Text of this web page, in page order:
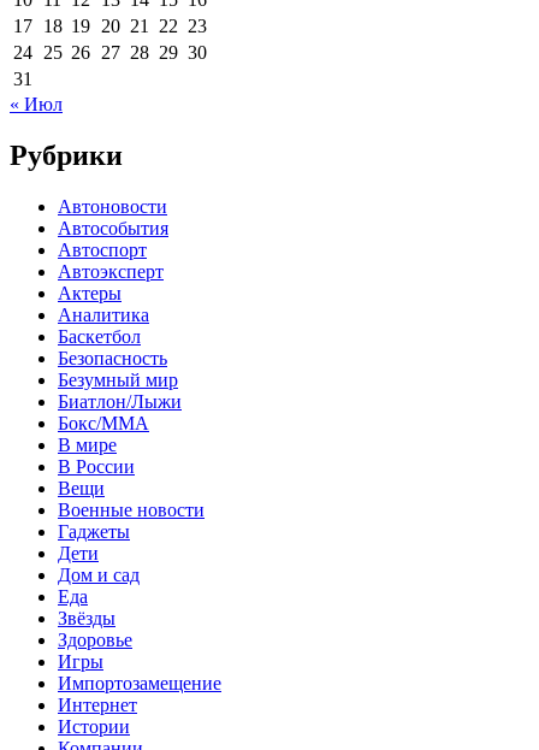
17 18 19 20 21 22 23
24 25 26 27 28 29 30
31
« Июл
Рубрики
Автоновости
Автособытия
Автоспорт
Автоэксперт
Актеры
Аналитика
Баскетбол
Безопасность
Безумный мир
Биатлон/Лыжи
Бокс/MMA
В мире
В России
Вещи
Военные новости
Гаджеты
Дети
Дом и сад
Еда
Звёзды
Здоровье
Игры
Импортозамещение
Интернет
Истории